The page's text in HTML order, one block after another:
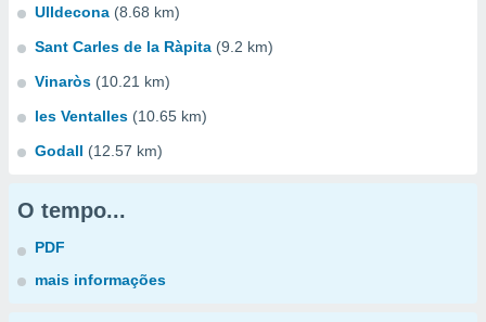
Ulldecona (8.68 km)
Sant Carles de la Ràpita (9.2 km)
Vinaròs (10.21 km)
les Ventalles (10.65 km)
Godall (12.57 km)
O tempo...
PDF
mais informações